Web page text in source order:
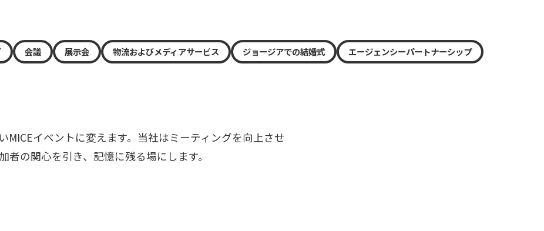
会議 展示会 物流およびメディアサービス ジョージアでの結婚式 エージェンシーパートナーシップ
イベントに変えます。当社はミーティングを向上させ
の関心を引き、記憶に残る場にします。